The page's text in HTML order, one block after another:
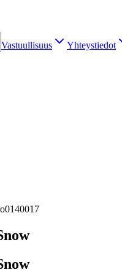
Vastuullisuus Yhteystiedot